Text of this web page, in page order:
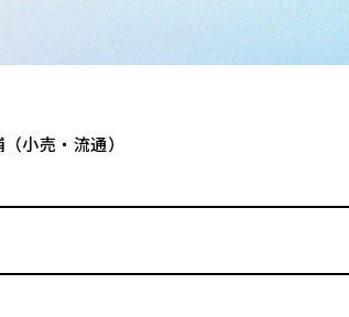
小売・流通）